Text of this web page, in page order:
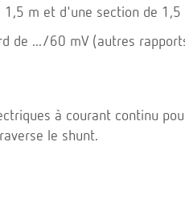
1,5 m et d'une section de
de .../60 mV (autres
à courant continu
le shunt.